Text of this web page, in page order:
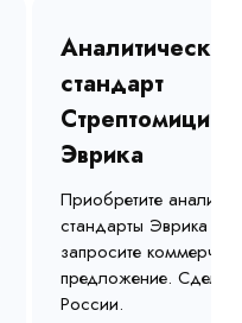
Аналитический
стандарт
Стрептомицин
Эврика
Приобретите
стандарты Эврика или
запросите
предложение.
России.